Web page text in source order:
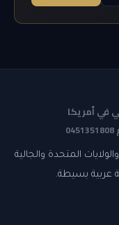
في أمريكا
المتحدة والجالية
عربية بسيطة.